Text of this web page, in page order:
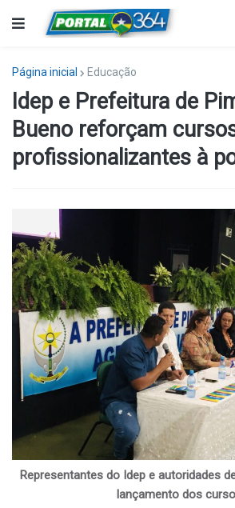
Página inicial Educação
Idep e Prefeitura de
Bueno reforçam
profissionalizantes à
Representantes do Idep e autoridades
lançamento dos